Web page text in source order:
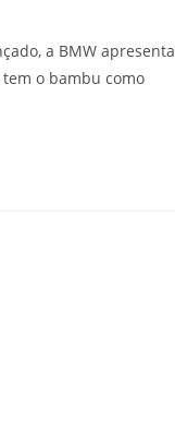
a BMW apresenta
o bambu como